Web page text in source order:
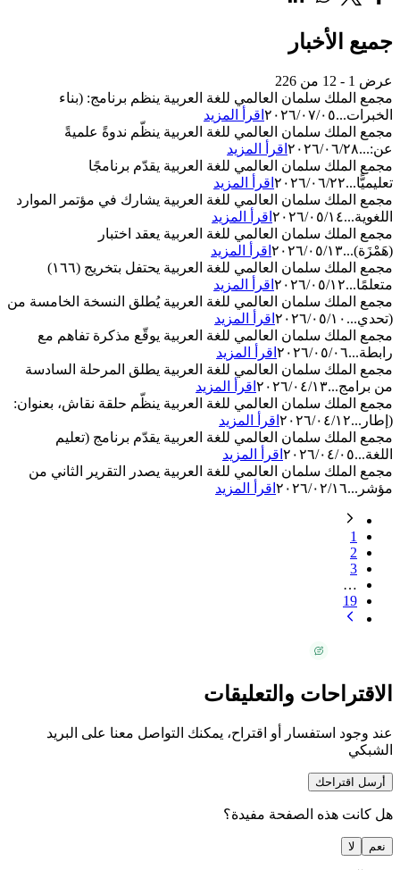
جميع الأخبار
عرض 1 - 12 من 226
مجمع الملك سلمان العالمي للغة العربية ينظم برنامج: (بناء
الخبرات...٢٠٢٦/٠٧/٠٥ اقرأ المزيد
مجمع الملك سلمان العالمي للغة العربية ينظّم ندوةً علميةً
عن:...٢٠٢٦/٠٦/٢٨ اقرأ المزيد
مجمع الملك سلمان العالمي للغة العربية يقدّم برنامجًا
تعليميًّا...٢٠٢٦/٠٦/٢٢ اقرأ المزيد
مجمع الملك سلمان العالمي للغة العربية يشارك في مؤتمر الموارد
اللغوية...٢٠٢٦/٠٥/١٤ اقرأ المزيد
مجمع الملك سلمان العالمي للغة العربية يعقد اختبار
(هَمْزَة)...٢٠٢٦/٠٥/١٣ اقرأ المزيد
مجمع الملك سلمان العالمي للغة العربية يحتفل بتخريج (١٦٦)
متعلمًا...٢٠٢٦/٠٥/١٢ اقرأ المزيد
مجمع الملك سلمان العالمي للغة العربية يُطلق النسخة الخامسة من
(تحدي... ٢٠٢٦/٠٥/١٠ اقرأ المزيد
مجمع الملك سلمان العالمي للغة العربية يوقّع مذكرة تفاهم مع
رابطة...٢٠٢٦/٠٥/٠٦ اقرأ المزيد
مجمع الملك سلمان العالمي للغة العربية يطلق المرحلة السادسة
من برامج...٢٠٢٦/٠٤/١٣ اقرأ المزيد
مجمع الملك سلمان العالمي للغة العربية ينظّم حلقة نقاش، بعنوان:
(إطار...٢٠٢٦/٠٤/١٢ اقرأ المزيد
مجمع الملك سلمان العالمي للغة العربية يقدّم برنامج (تعليم
اللغة...٢٠٢٦/٠٤/٠٥ اقرأ المزيد
مجمع الملك سلمان العالمي للغة العربية يصدر التقرير الثاني من
مؤشر...٢٠٢٦/٠٢/١٦ اقرأ المزيد
1
2
3
…
19
الاقتراحات والتعليقات
عند وجود استفسار أو اقتراح، يمكنك التواصل معنا على البريد
الشبكي
أرسل اقتراحك
هل كانت هذه الصفحة مفيدة؟
نعم لا